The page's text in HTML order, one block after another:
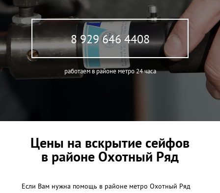
8 929 646 4408
работаем в районе метро 24 часа
Цены на вскрытие сейфов
в районе Охотный Ряд
Если Вам нужна помощь в районе метро Охотный Ряд